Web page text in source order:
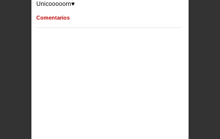
Unicooooorn♥
Comentarios